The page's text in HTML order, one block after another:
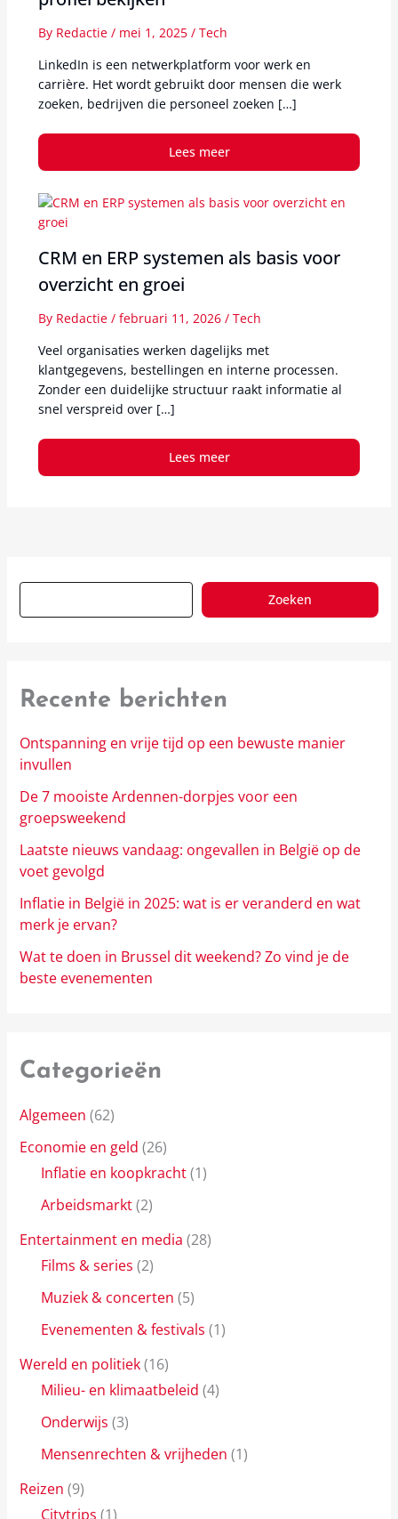
By Redactie / mei 1, 2025 / Tech
LinkedIn is een netwerkplatform voor werk en
carrière. Het wordt gebruikt door mensen die werk
zoeken, bedrijven die personeel zoeken […]
Lees meer
CRM en ERP systemen als basis voor
overzicht en groei
By Redactie / februari 11, 2026 / Tech
Veel organisaties werken dagelijks met
klantgegevens, bestellingen en interne processen.
Zonder een duidelijke structuur raakt informatie al
snel verspreid over […]
Lees meer
Zoeken
Recente berichten
Ontspanning en vrije tijd op een bewuste manier
invullen
De 7 mooiste Ardennen-dorpjes voor een
groepsweekend
Laatste nieuws vandaag: ongevallen in België op de
voet gevolgd
Inflatie in België in 2025: wat is er veranderd en wat
merk je ervan?
Wat te doen in Brussel dit weekend? Zo vind je de
beste evenementen
Categorieën
Algemeen (62)
Economie en geld (26)
Inflatie en koopkracht(1)
Arbeidsmarkt(2)
Entertainment en media (28)
Films & series (2)
Muziek & concerten (5)
Evenementen & festivals (1)
Wereld en politiek(16)
Milieu- en klimaatbeleid (4)
Onderwijs (3)
Mensenrechten & vrijheden (1)
Reizen (9)
Citytrips (1)